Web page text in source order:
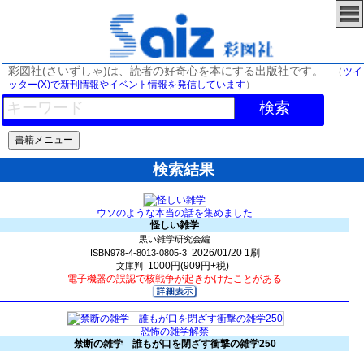
彩図社(さいずしゃ)は、読者の好奇心を本にする出版社です。 （ ツイ
ッター(X)で新刊情報やイベント情報を発信しています）
検索
検索結果
ウソのような本当の話を集めました
怪しい雑学
黒い雑学研究会編
ISBN978-4-8013-0805-3 2026/01/20 1刷
文庫判
1000円(909円+税)
電子機器の誤認で核戦争が起きかけたことがある
恐怖の雑学解禁
禁断の雑学 誰もが口を閉ざす衝撃の雑学250